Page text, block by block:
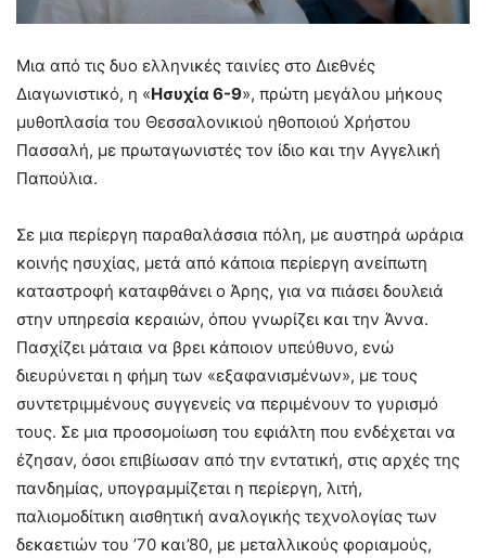
Μια από τις δυο ελληνικές ταινίες στο Διεθνές
Διαγωνιστικό, η «Ησυχία 6-9», πρώτη μεγάλου μήκους
μυθοπλασία του Θεσσαλονικιού ηθοποιού Χρήστου
Πασσαλή, με πρωταγωνιστές τον ίδιο και την Αγγελική
Παπούλια.
Σε μια περίεργη παραθαλάσσια πόλη, με αυστηρά ωράρια
κοινής ησυχίας, μετά από κάποια περίεργη ανείπωτη
καταστροφή καταφθάνει ο Άρης, για να πιάσει δουλειά
στην υπηρεσία κεραιών, όπου γνωρίζει και την Άννα.
Πασχίζει μάταια να βρει κάποιον υπεύθυνο, ενώ
διευρύνεται η φήμη των «εξαφανισμένων», με τους
συντετριμμένους συγγενείς να περιμένουν το γυρισμό
τους. Σε μια προσομοίωση του εφιάλτη που ενδέχεται να
έζησαν, όσοι επιβίωσαν από την εντατική, στις αρχές της
πανδημίας, υπογραμμίζεται η περίεργη, λιτή,
παλιομοδίτικη αισθητική αναλογικής τεχνολογίας των
δεκαετιών του ’70 και’80, με μεταλλικούς φοριαμούς,